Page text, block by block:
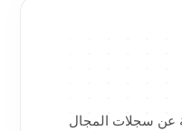
عن سجلات المجال